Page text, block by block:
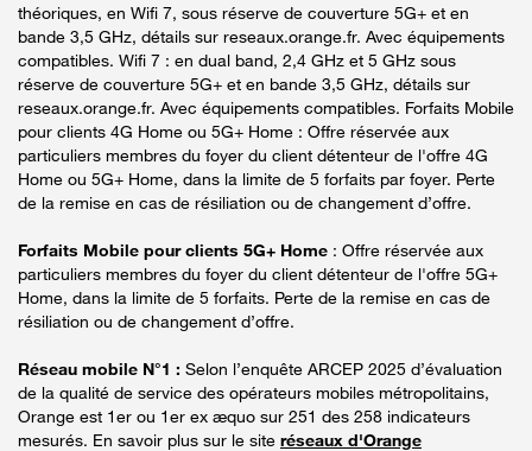
théoriques, en Wifi 7, sous réserve de couverture 5G+ et en
bande 3,5 GHz, détails sur reseaux.orange.fr. Avec équipements
compatibles. Wifi 7 : en dual band, 2,4 GHz et 5 GHz sous
réserve de couverture 5G+ et en bande 3,5 GHz, détails sur
reseaux.orange.fr. Avec équipements compatibles. Forfaits Mobile
pour clients 4G Home ou 5G+ Home : Offre réservée aux
particuliers membres du foyer du client détenteur de l'offre 4G
Home ou 5G+ Home, dans la limite de 5 forfaits par foyer. Perte
de la remise en cas de résiliation ou de changement d’offre.
Forfaits Mobile pour clients 5G+ Home : Offre réservée aux
particuliers membres du foyer du client détenteur de l'offre 5G+
Home, dans la limite de 5 forfaits. Perte de la remise en cas de
résiliation ou de changement d’offre.
Réseau mobile N°1 : Selon l’enquête ARCEP 2025 d’évaluation
de la qualité de service des opérateurs mobiles métropolitains,
Orange est 1er ou 1er ex æquo sur 251 des 258 indicateurs
mesurés. En savoir plus sur le site réseaux d'Orange